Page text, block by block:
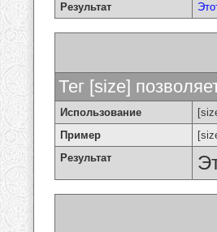
Результат
Тег [size]
Использование
Пример
Результат